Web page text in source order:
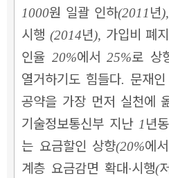
1000원 일괄 인하(2011년),
시행 (2014년), 가입비 폐지
인율 20%에서25%로 상
열거하기도 힘들다. 문재
공약을 가장 먼저 실천에
기술정보통신부 지난 1년
는 요금할인 상향(20%에서
계층 요금감면 확대·시행(